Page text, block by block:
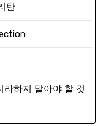
탄
하지 말아야 할 것